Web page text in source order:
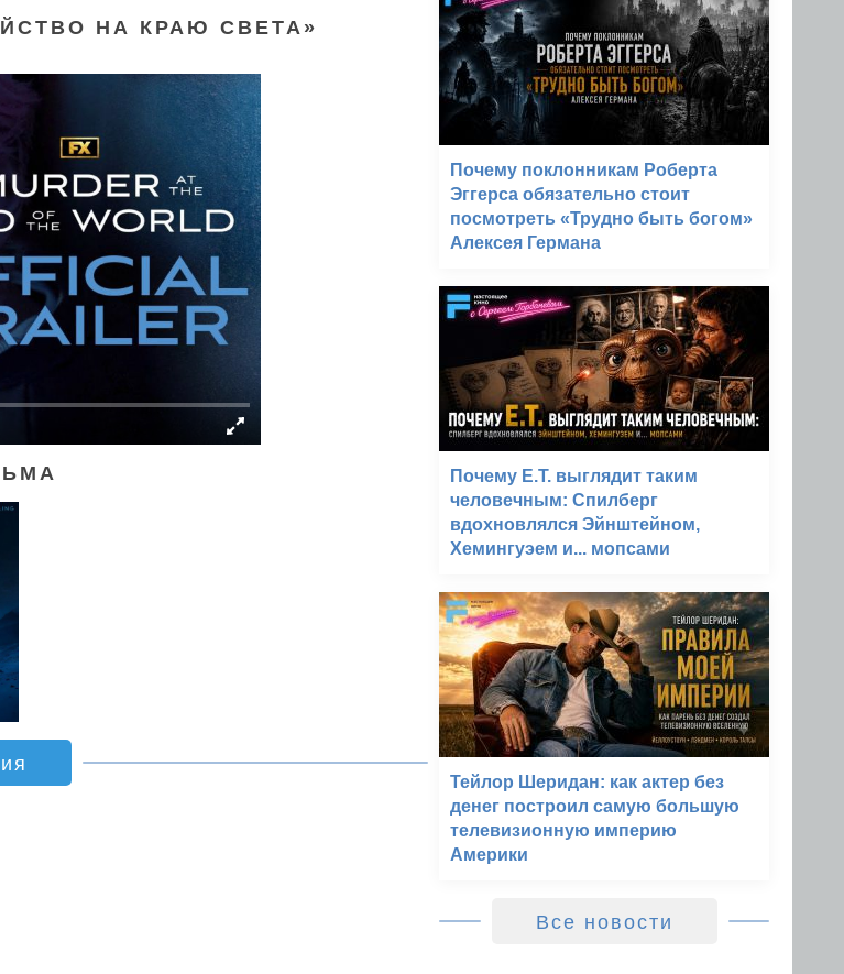
НА КРАЮ СВЕТА»
Почему поклонникам Роберта
Эггерса обязательно стоит
посмотреть «Трудно быть богом»
Алексея Германа
Почему E.T. выглядит таким
человечным: Спилберг
вдохновлялся Эйнштейном,
Хемингуэем и... мопсами
Тейлор Шеридан: как актер без
денег построил самую большую
телевизионную империю
Америки
Все новости